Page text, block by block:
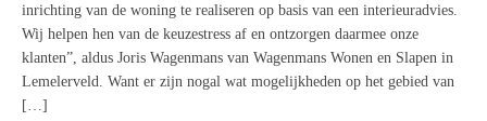
inrichting van de woning te realiseren op basis van een interieuradvies.
Wij helpen hen van de keuzestress af en ontzorgen daarmee onze
klanten”, aldus Joris Wagenmans van Wagenmans Wonen en Slapen in
Lemelerveld. Want er zijn nogal wat mogelijkheden op het gebied van
[…]